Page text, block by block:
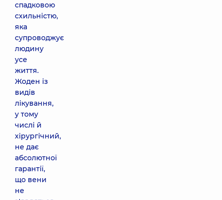
спадковою
схильністю,
яка
супроводжує
людину
усе
життя.
Жоден із
видів
лікування,
у тому
числі й
хірургічний,
не дає
абсолютної
гарантії,
що вени
не